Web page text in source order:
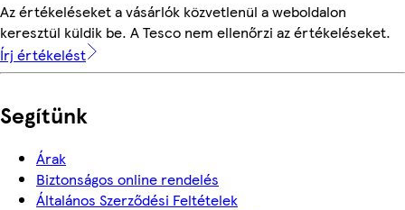
Az értékeléseket a vásárlók közvetlenül a weboldalon
keresztül küldik be. A Tesco nem ellenőrzi az értékeléseket.
Írj értékelést
Segítünk
Árak
Biztonságos online rendelés
Általános Szerződési Feltételek